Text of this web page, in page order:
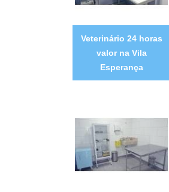
Veterinário 24 horas
valor na Vila
Esperança